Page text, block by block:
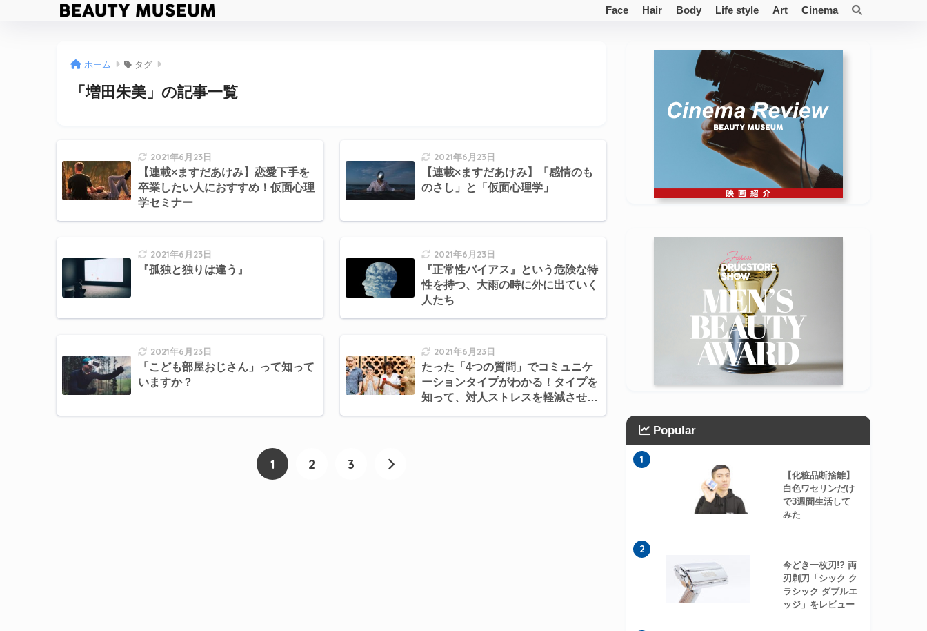
Face Hair Body Life style Art Cinema
ホーム タグ
「増田朱美」の記事一覧
2021年6月23日
【連載×ますだあけみ】恋愛下手を
卒業したい人におすすめ！仮面心理
学セミナー
2021年6月23日
【連載×ますだあけみ】「感情のも
のさし」と「仮面心理学」
2021年6月23日
『孤独と独りは違う』
2021年6月23日
『正常性バイアス』という危険な特
性を持つ、大雨の時に外に出ていく
人たち
2021年6月23日
「こども部屋おじさん」って知って
いますか？
2021年6月23日
たった「4つの質問」でコミュニケ
ーションタイプがわかる！タイプを
知って、対人ストレスを軽減させよ
1 2 3
Popular
1
【化粧品断捨離】
白色ワセリンだけ
で3週間生活して
みた
2
今どき一枚刃!? 両
刃剃刀「シック ク
ラシック ダブルエ
ッジ」をレビュー